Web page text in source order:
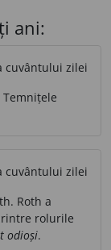
ani:
Roth a
rolurile
odioși.